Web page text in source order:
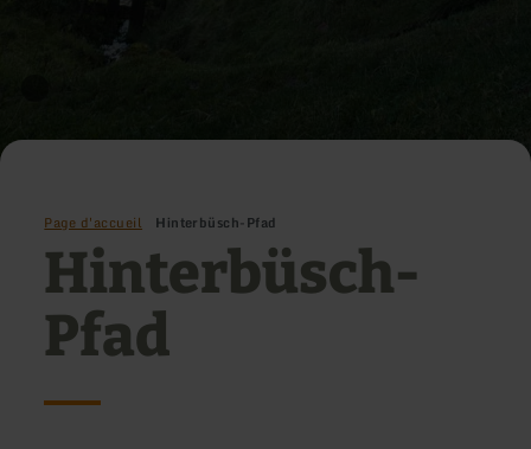
Page d'accueil Hinterbüsch-Pfad
Hinterbüsch-
Pfad